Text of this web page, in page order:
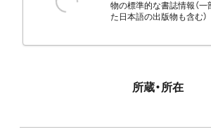
物の標準的な書誌情報（一
た日本語の出版物も含む）
所蔵・所在